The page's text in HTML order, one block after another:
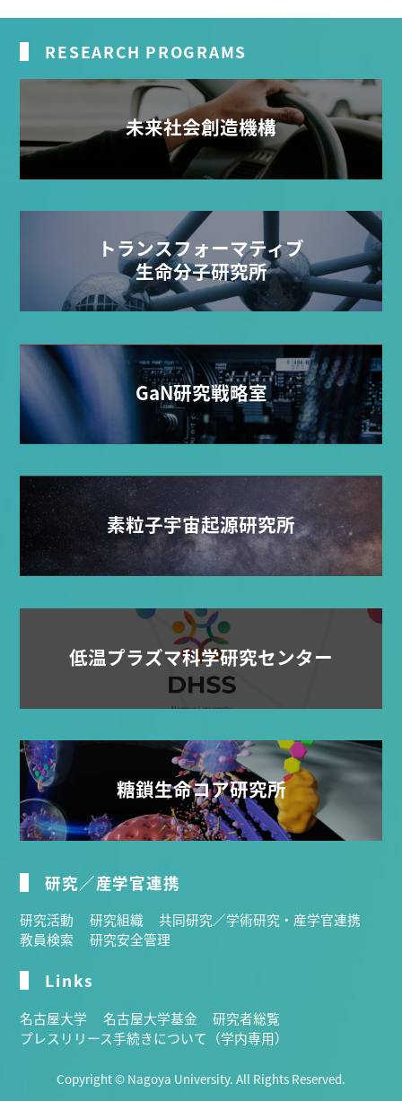
RESEARCH PROGRAMS
未来社会創造機構
トランスフォーマティブ
生命分子研究所
GaN研究戦略室
素粒子宇宙起源研究所
低温プラズマ科学研究センター
糖鎖生命コア研究所
研究／産学官連携
研究活動 研究組織
共同研究／学術研究・産学官連携
教員検索
研究安全管理
Links
名古屋大学 名古屋大学基金
研究者総覧
プレスリリース手続きについて（学内専用）
Copyright © Nagoya University. All Rights Reserved.